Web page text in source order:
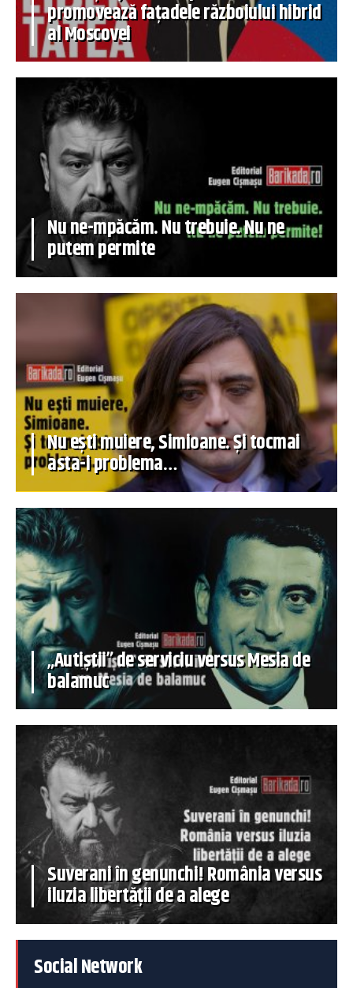
promovează fațadele războiului hibrid
al Moscovei
Nu ne-mpăcăm. Nu trebuie. Nu ne
putem permite
Nu ești muiere, Simioane. Și tocmai
asta-i problema…
„Autiștii” de serviciu versus Mesia de
balamuc
Suverani în genunchi! România versus
iluzia libertății de a alege
Social Network